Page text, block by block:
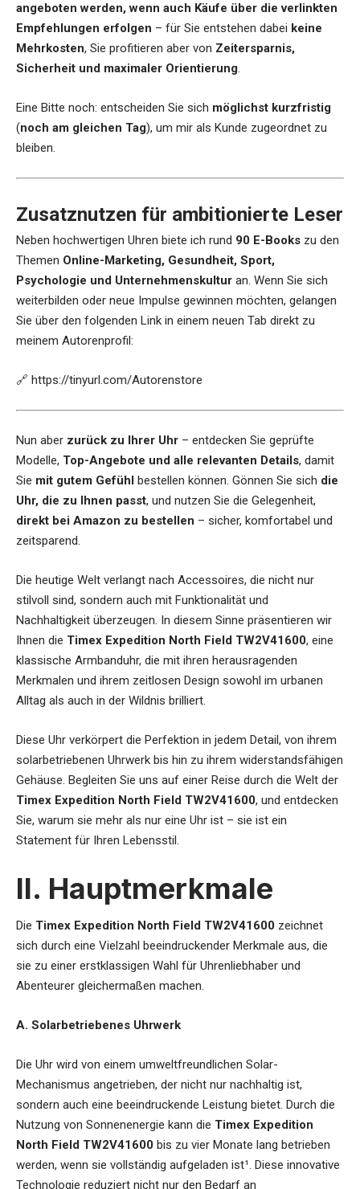
angeboten werden, wenn auch Käufe über die verlinkten
Empfehlungen erfolgen – für Sie entstehen dabei keine
Mehrkosten, Sie profitieren aber von Zeitersparnis,
Sicherheit und maximaler Orientierung.
Eine Bitte noch: entscheiden Sie sich möglichst kurzfristig
(noch am gleichen Tag), um mir als Kunde zugeordnet zu
bleiben.
Zusatznutzen für ambitionierte Leser
Neben hochwertigen Uhren biete ich rund 90 E-Books zu den
Themen Online-Marketing, Gesundheit, Sport,
Psychologie und Unternehmenskultur an. Wenn Sie sich
weiterbilden oder neue Impulse gewinnen möchten, gelangen
Sie über den folgenden Link in einem neuen Tab direkt zu
meinem Autorenprofil:
🔗 https://tinyurl.com/Autorenstore
Nun aber zurück zu Ihrer Uhr – entdecken Sie geprüfte
Modelle, Top-Angebote und alle relevanten Details, damit
Sie mit gutem Gefühl bestellen können. Gönnen Sie sich die
Uhr, die zu Ihnen passt, und nutzen Sie die Gelegenheit,
direkt bei Amazon zu bestellen – sicher, komfortabel und
zeitsparend.
Die heutige Welt verlangt nach Accessoires, die nicht nur
stilvoll sind, sondern auch mit Funktionalität und
Nachhaltigkeit überzeugen. In diesem Sinne präsentieren wir
Ihnen die Timex Expedition North Field TW2V41600, eine
klassische Armbanduhr, die mit ihren herausragenden
Merkmalen und ihrem zeitlosen Design sowohl im urbanen
Alltag als auch in der Wildnis brilliert.
Diese Uhr verkörpert die Perfektion in jedem Detail, von ihrem
solarbetriebenen Uhrwerk bis hin zu ihrem widerstandsfähigen
Gehäuse. Begleiten Sie uns auf einer Reise durch die Welt der
Timex Expedition North Field TW2V41600, und entdecken
Sie, warum sie mehr als nur eine Uhr ist – sie ist ein
Statement für Ihren Lebensstil.
II. Hauptmerkmale
Die Timex Expedition North Field TW2V41600 zeichnet
sich durch eine Vielzahl beeindruckender Merkmale aus, die
sie zu einer erstklassigen Wahl für Uhrenliebhaber und
Abenteurer gleichermaßen machen.
A. Solarbetriebenes Uhrwerk
Die Uhr wird von einem umweltfreundlichen Solar-
Mechanismus angetrieben, der nicht nur nachhaltig ist,
sondern auch eine beeindruckende Leistung bietet. Durch die
Nutzung von Sonnenenergie kann die Timex Expedition
North Field TW2V41600 bis zu vier Monate lang betrieben
werden, wenn sie vollständig aufgeladen ist¹. Diese innovative
Technologie reduziert nicht nur den Bedarf an